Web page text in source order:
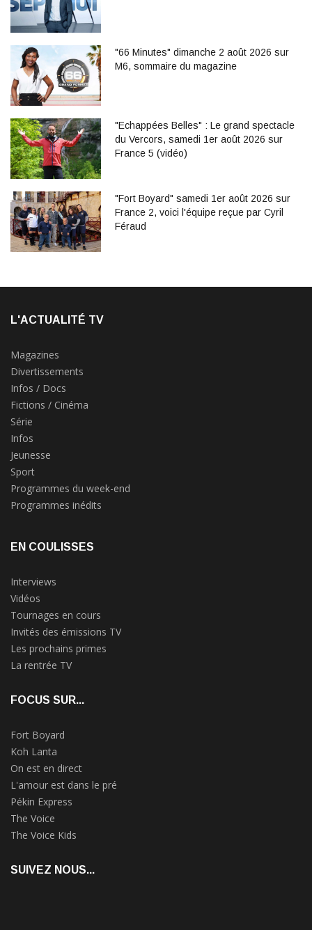
"66 Minutes" dimanche 2 août 2026 sur
M6, sommaire du magazine
"Echappées Belles" : Le grand spectacle
du Vercors, samedi 1er août 2026 sur
France 5 (vidéo)
"Fort Boyard" samedi 1er août 2026 sur
France 2, voici l'équipe reçue par Cyril
Féraud
L'ACTUALITÉ TV
Magazines
Divertissements
Infos / Docs
Fictions / Cinéma
Série
Infos
Jeunesse
Sport
Programmes du week-end
Programmes inédits
EN COULISSES
Interviews
Vidéos
Tournages en cours
Invités des émissions TV
Les prochains primes
La rentrée TV
FOCUS SUR...
Fort Boyard
Koh Lanta
On est en direct
L'amour est dans le pré
Pékin Express
The Voice
The Voice Kids
SUIVEZ NOUS...